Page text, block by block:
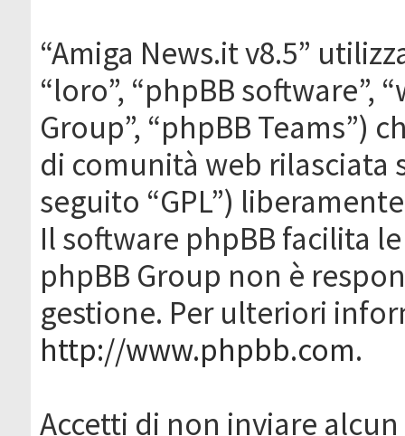
“Amiga News.it v8.5”
“loro”, “phpBB software”,
Group”, “phpBB Teams”)
di comunità web rilasciata
seguito “GPL”)
Il software phpBB facilita
phpBB Group non è
gestione. Per ulteriori
http://www.phpbb.com.
Accetti di non inviare